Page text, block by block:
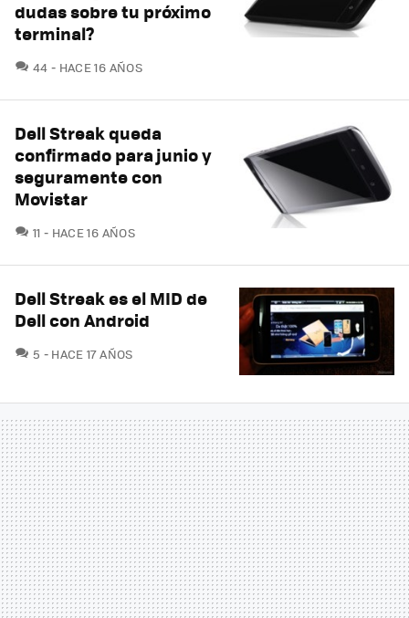
dudas sobre tu próximo
terminal?
44 COMENTARIOS
HACE 16 AÑOS
Dell Streak queda
confirmado para junio y
seguramente con
Movistar
11 COMENTARIOS
HACE 16 AÑOS
Dell Streak es el MID de
Dell con Android
5 COMENTARIOS
HACE 17 AÑOS